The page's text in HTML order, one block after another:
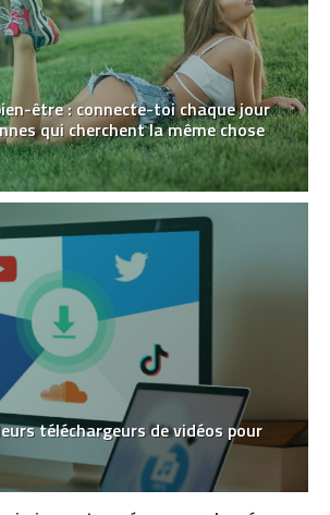
être : connecte-toi chaque jour
qui cherchent la même chose
téléchargeurs de vidéos pour